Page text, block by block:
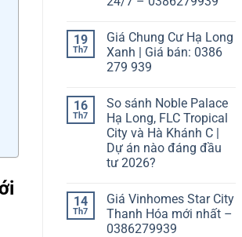
19
Th7
Giá Chung Cư Hạ Long
Xanh | Giá bán: 0386
279 939
16
Th7
So sánh Noble Palace
Hạ Long, FLC Tropical
City và Hà Khánh C |
Dự án nào đáng đầu
tư 2026?
14
Th7
Giá Vinhomes Star City
Thanh Hóa mới nhất –
0386279939